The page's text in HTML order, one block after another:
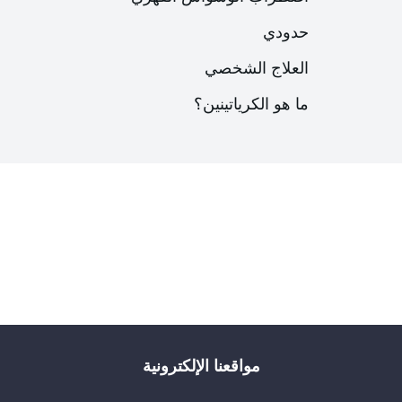
حدودي
العلاج الشخصي
ما هو الكرياتينين؟
مواقعنا الإلكترونية